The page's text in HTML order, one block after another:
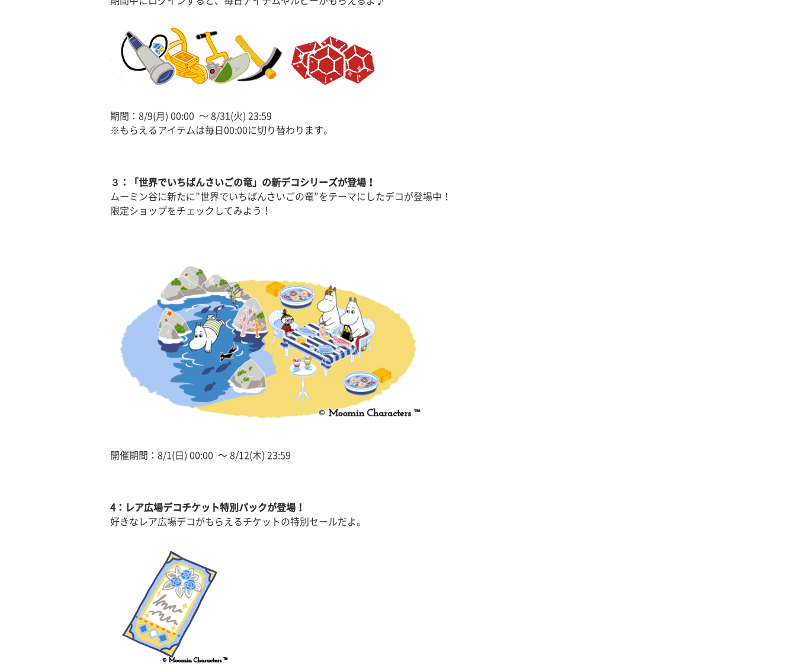
期間：8/9(月) 00:00 〜 8/31(火) 23:59
※もらえるアイテムは毎日00:00に切り替わります。
３：「世界でいちばんさいごの竜」の新デコシリーズが登場！
ムーミン谷に新たに”世界でいちばんさいごの竜”をテーマにしたデコが登場中！
限定ショップをチェックしてみよう！
開催期間：8/1(日) 00:00 〜 8/12(木) 23:59
4：レア広場デコチケット特別パックが登場！
好きなレア広場デコがもらえるチケットの特別セールだよ。